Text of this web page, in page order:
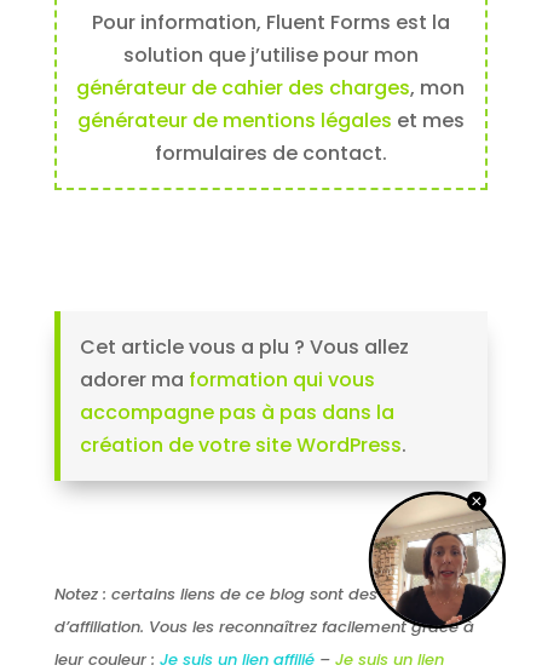
Pour information, Fluent Forms est la
solution que j’utilise pour mon
générateur de cahier des charges, mon
générateur de mentions légales et mes
formulaires de contact.
Cet article vous a plu ? Vous allez
adorer ma formation qui vous
accompagne pas à pas dans la
création de votre site WordPress.
Notez : certains liens de ce blog sont des liens
d’affiliation. Vous les reconnaîtrez facilement grâce à
leur couleur : Je suis un lien affilié– Je suis un lien